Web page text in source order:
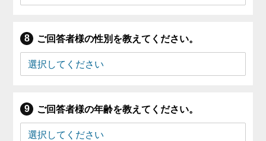
ご回答者様の性別を教えてください。
ご回答者様の年齢を教えてください。